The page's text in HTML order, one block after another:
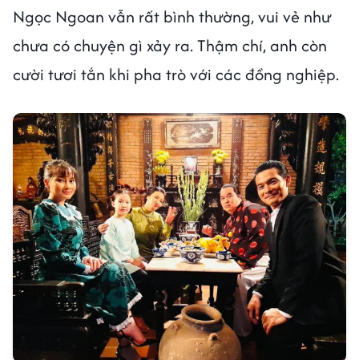
Ngọc Ngoan vẫn rất bình thường, vui vẻ như
chưa có chuyện gì xảy ra. Thậm chí, anh còn
cười tươi tắn khi pha trò với các đồng nghiệp.